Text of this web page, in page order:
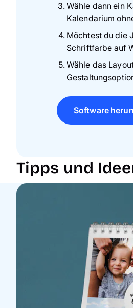
Wähle dann ein
Kalendarium
Möchtest du die
Schriftfarbe auf
Wähle das
Software
Tipps und